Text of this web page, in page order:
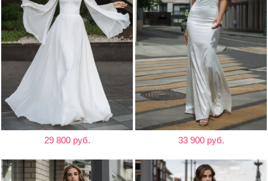
29 800 руб. 33 900 руб.